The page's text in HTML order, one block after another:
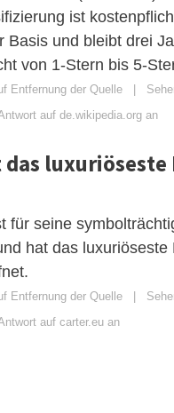
ist
Basis und bleibt drei
von 1-Stern bis 5-
Entfernung der Quelle |
auf de.wikipedia.org an
das
für seine
hat das luxuriöseste
Entfernung der Quelle |
auf carter.eu an